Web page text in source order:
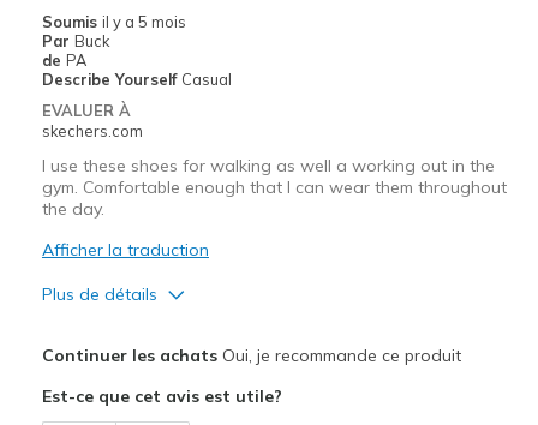
Sizing
View On Shoes
Soumis il y a 5 mois
Par Buck
de PA
Describe Yourself Casual
EVALUER À
skechers.com
I use these shoes for walking as well a working out in the
gym. Comfortable enough that I can wear them throughout
the day.
Afficher la traduction
Plus de détails
Comfortable
Continuer les achatsOui, je recommande ce produit
Est-ce que cet avis est utile?